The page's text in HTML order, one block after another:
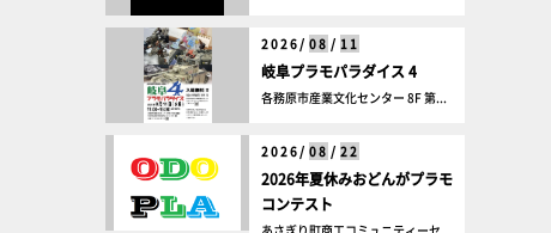
2026/ 08 / 11
岐阜プラモパラダイス 4
各務原市産業文化センター 8F 第...
2026/ 08 / 22
2026年夏休みおどんがプラモ
コンテスト